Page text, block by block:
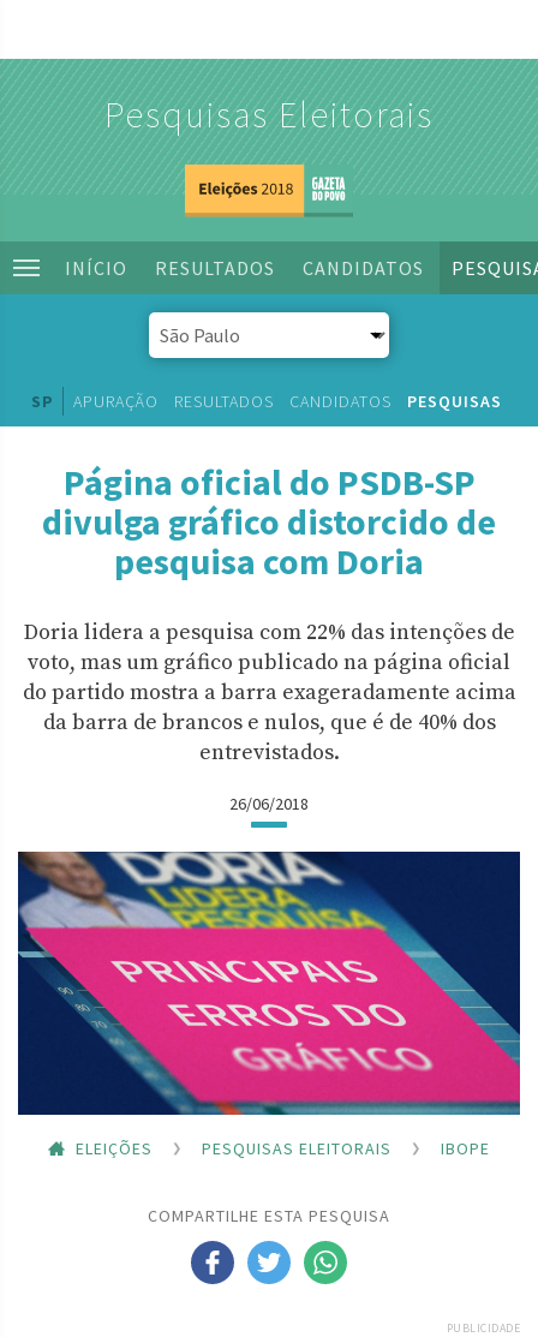
Pesquisas Eleitorais
INÍCIO RESULTADOS CANDIDATOS
SP APURAÇÃO RESULTADOS CANDIDATOS PESQUISAS
Página oficial do PSDB-SP
divulga gráfico distorcido de
pesquisa com Doria
Doria lidera a pesquisa com 22% das intenções de
voto, mas um gráfico publicado na página oficial
do partido mostra a barra exageradamente acima
da barra de brancos e nulos, que é de 40% dos
entrevistados.
26/06/2018
ELEIÇÕES PESQUISAS ELEITORAIS IBOPE
COMPARTILHE ESTA PESQUISA
PUBLICIDADE